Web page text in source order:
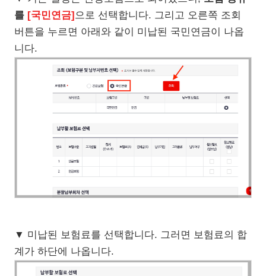
를 [국민연금] 으로 선택합니다. 그리고 오른쪽 조회
버튼을 누르면 아래와 같이 미납된 국민연금이 나옵
니다.
▼ 미납된 보험료를 선택합니다. 그러면 보험료의 합
계가 하단에 나옵니다.